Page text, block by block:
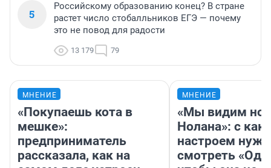
5
Российскому образованию конец? В стране
растет число стобалльников ЕГЭ — почему
это не повод для радости
13 179 79
МНЕНИЕ
«Покупаешь кота в
мешке»:
предприниматель
рассказала, как на
МНЕНИЕ
«Мы видим
Нолана»: с
настроем
смотреть